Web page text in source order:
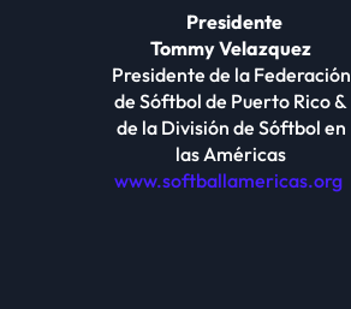
Presidente
Tommy Velazquez
Presidente de la Federación
de Sóftbol de Puerto Rico &
de la División de Sóftbol en
las Américas
www.softballamericas.org